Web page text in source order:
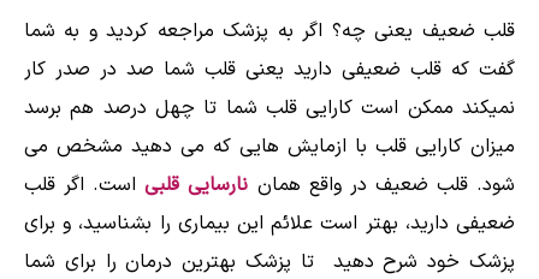
قلب ضعیف یعنی چه؟ اگر به پزشک مراجعه کردید و به شما
گفت که قلب ضعیفی دارید یعنی قلب شما صد در صدر کار
نمیکند ممکن است کارایی قلب شما تا چهل درصد هم برسد
میزان کارایی قلب با ازمایش هایی که می دهید مشخص می
شود. قلب ضعیف در واقع همان نارسایی قلبیاست. اگر قلب
ضعیفی دارید، بهتر است علائم این بیماری را بشناسید، و برای
پزشک خود شرح دهید تا پزشک بهترین درمان را برای شما